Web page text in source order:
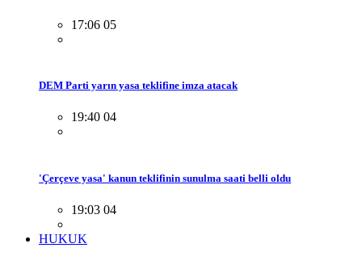
17:06 05
DEM Parti yarın yasa teklifine imza atacak
19:40 04
'Çerçeve yasa' kanun teklifinin sunulma saati belli oldu
19:03 04
HUKUK